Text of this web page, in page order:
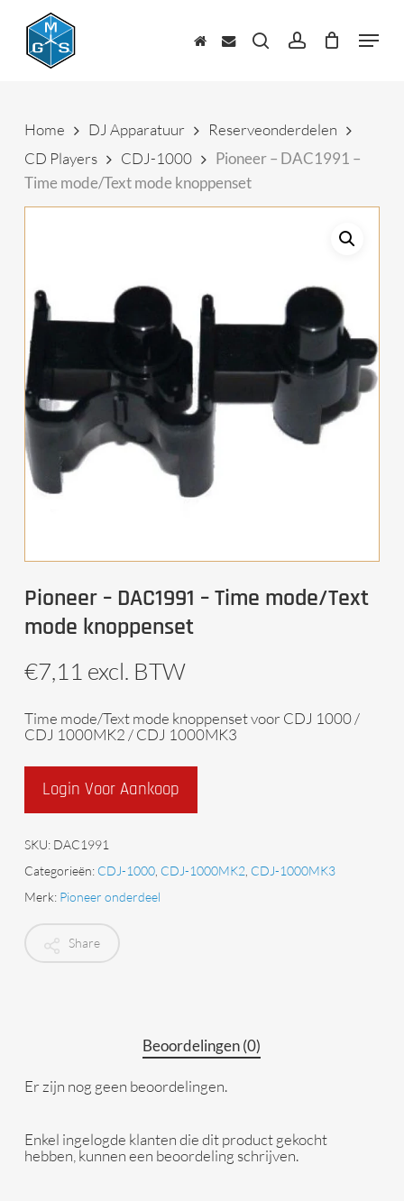
content
zoekenaccount Menu
Home DJ Apparatuur
Reserveonderdelen
CD Players
CDJ-1000
Pioneer – DAC1991 –
Time mode/Text mode knoppenset
Pioneer – DAC1991 – Time mode/Text
mode knoppenset
€7,11 excl. BTW
Time mode/Text mode knoppenset voor CDJ 1000 /
CDJ 1000MK2 / CDJ 1000MK3
Login Voor Aankoop
SKU: DAC1991
Categorieën: CDJ-1000, CDJ-1000MK2, CDJ-1000MK3
Merk: Pioneer onderdeel
Share
Beoordelingen (0)
Er zijn nog geen beoordelingen.
Enkel ingelogde klanten die dit product gekocht
hebben, kunnen een beoordeling schrijven.